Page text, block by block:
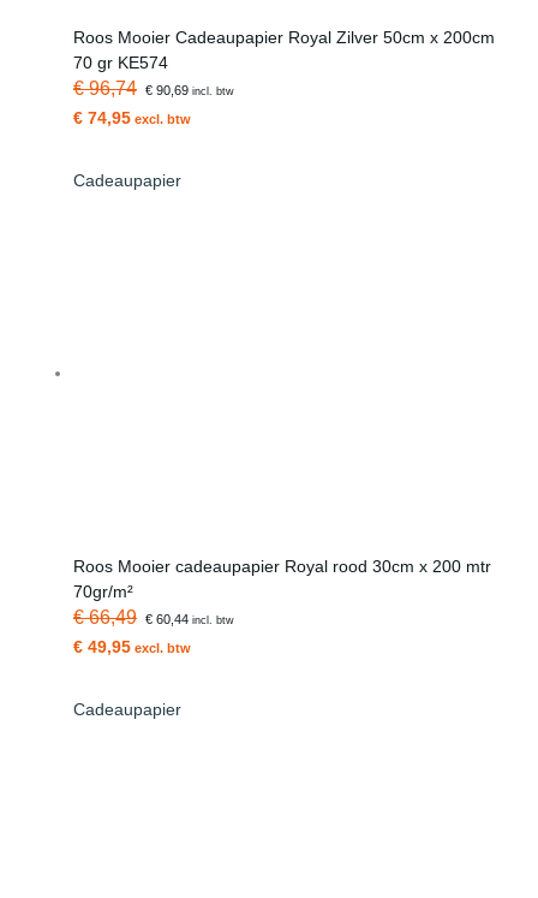
Roos Mooier Cadeaupapier Royal Zilver 50cm x 200cm
70 gr KE574
€ 96,74 € 90,69incl. btw
€ 74,95 excl. btw
Cadeaupapier
Roos Mooier cadeaupapier Royal rood 30cm x 200 mtr
70gr/m²
€ 66,49 € 60,44incl. btw
€ 49,95 excl. btw
Cadeaupapier